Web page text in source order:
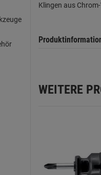
Klingen aus
WEITERE